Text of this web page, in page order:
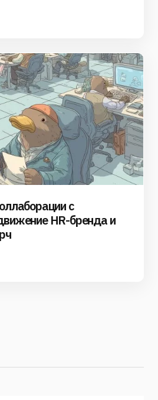
с
HR-бренда и